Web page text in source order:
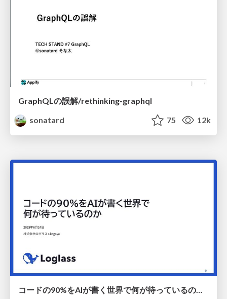
GraphQLの誤解/rethinking-graphql
sonatard
75 12k